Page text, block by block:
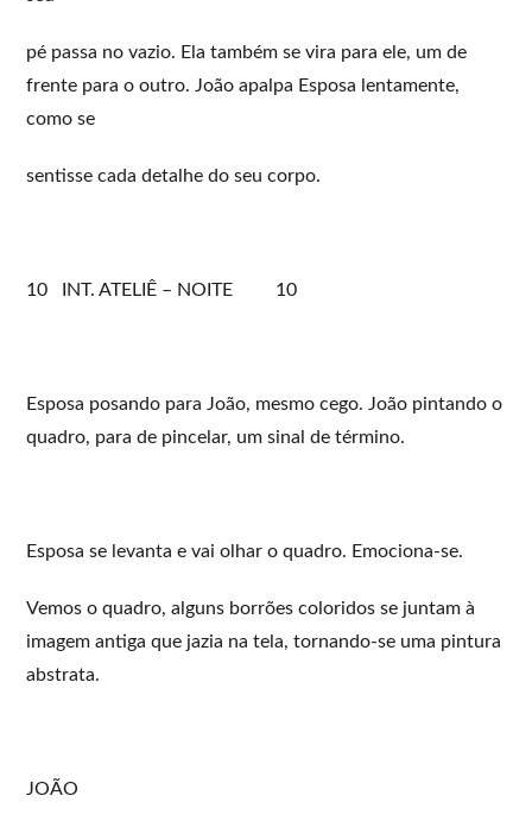
pé passa no vazio. Ela também se vira para ele, um de
frente para o outro. João apalpa Esposa lentamente,
como se
sentisse cada detalhe do seu corpo.
10 INT. ATELIÊ – NOITE 10
Esposa posando para João, mesmo cego. João pintando o
quadro, para de pincelar, um sinal de término.
Esposa se levanta e vai olhar o quadro. Emociona-se.
Vemos o quadro, alguns borrões coloridos se juntam à
imagem antiga que jazia na tela, tornando-se uma pintura
abstrata.
JOÃO